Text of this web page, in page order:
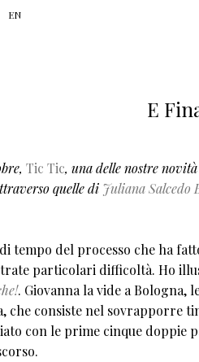
EN
E
Tic Tic, una delle nostre
quelle di Juliana Salcedo
tempo del processo che ha
particolari difficoltà. Ho
. Giovanna la vide a Bologna,
che consiste nel
con le prime cinque doppie